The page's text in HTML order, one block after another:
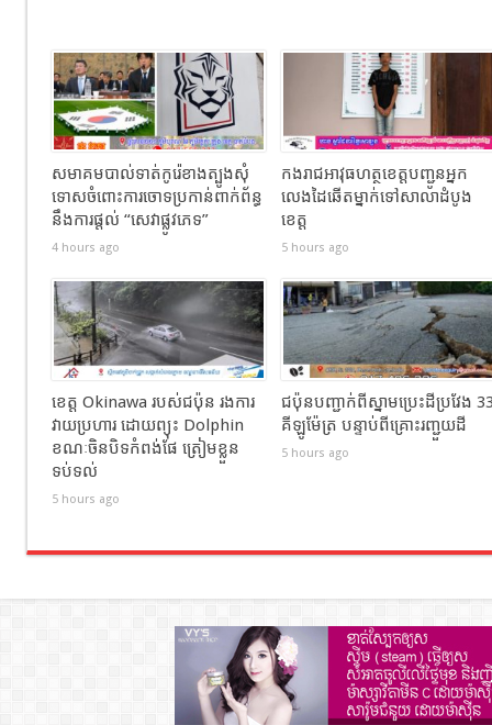
សមាគមបាល់ទាត់កូរ៉េខាងត្បូងសុំ
ទោសចំពោះការចោទប្រកាន់ពាក់ព័ន្ធ
នឹងការផ្តល់ “សេវាផ្លូវភេទ”
4 hours ago
កងរាជឣាវុធហត្ថខេត្តបញ្ជូនអ្នក
លេងដៃឆើតម្នាក់ទៅសាលាដំបូង
ខេត្ត
5 hours ago
ខេត្ត Okinawa របស់ជប៉ុន រងការ
វាយប្រហារ ដោយព្យុះ Dolphin
ខណៈចិនបិទកំពង់ផែ ត្រៀមខ្លួន
ទប់ទល់
5 hours ago
ជប៉ុនបញ្ជាក់ពីស្នាមប្រេះដីប្រវែង
គីឡូម៉ែត្រ បន្ទាប់ពីគ្រោះរញ្ជួយដី
5 hours ago